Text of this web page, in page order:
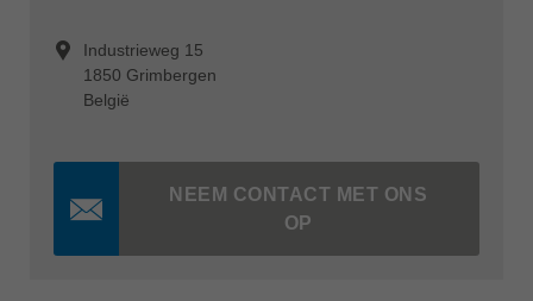
Industrieweg 15
1850 Grimbergen
België
NEEM CONTACT MET ONS
OP